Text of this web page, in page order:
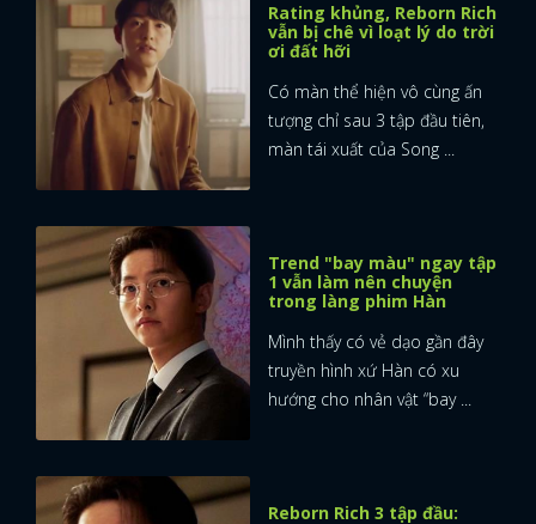
Rating khủng, Reborn Rich
vẫn bị chê vì loạt lý do trời
ơi đất hỡi
Có màn thể hiện vô cùng ấn
tượng chỉ sau 3 tập đầu tiên,
màn tái xuất của Song ...
Trend "bay màu" ngay tập
1 vẫn làm nên chuyện
trong làng phim Hàn
Mình thấy có vẻ dạo gần đây
truyền hình xứ Hàn có xu
hướng cho nhân vật “bay ...
Reborn Rich 3 tập đầu: